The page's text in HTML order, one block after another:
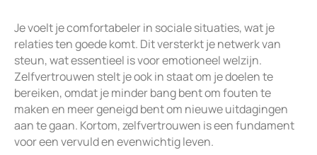
Je voelt je comfortabeler in sociale situaties, wat je
relaties ten goede komt. Dit versterkt je netwerk van
steun, wat essentieel is voor emotioneel welzijn.
Zelfvertrouwen stelt je ook in staat om je doelen te
bereiken, omdat je minder bang bent om fouten te
maken en meer geneigd bent om nieuwe uitdagingen
aan te gaan. Kortom, zelfvertrouwen is een fundament
voor een vervuld en evenwichtig leven.